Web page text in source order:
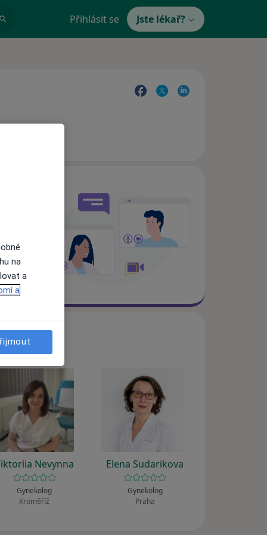
Přihlásit se Jste lékař?
Nevynna
Gynekolog
Kroměříž
Elena Sudarikova
Gynekolog
Praha
na
a
a